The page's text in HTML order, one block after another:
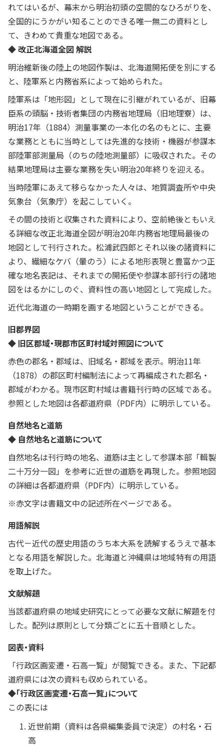
れてはいるが、幕末から明治初頭の空間的なひろがりを、
全国的にうかがい知ることのできる唯一無二の資料とし
て、きわめて貴重な地図である。
◆ 改正北海道全図 解説
明治維新後の陸上の地図作製は、北海道開拓使を別にする
と、陸軍系と内務省系によって始められた。
陸軍系は「地形図」として現在に引継がれているが、旧幕
臣系の頭脳・技術者集団の内務省地理局（旧地理寮）は、
明治17年（1884）測量事業の一本化の名のもとに、主要
な業務とともに当時としては先進的な技術・機器が参謀本
部陸軍部測量局（のちの陸地測量部）に吸収された。その
結果地理局は主要な業務を失い明治20年終りを迎える。
当時陸軍にあえて移らなかった人々は、地質調査所や中央
気象台（気象庁）を起こしていく。
その間の技術と収集された資料により、空前絶後ともいえ
る詳細な改正北海道全図が明治20年内務省地理局最後の
地図として刊行された。松浦武四郎とそれ以後の諸資料に
より、繊細なケバ（暈のう）による地形表現と豊富かつ正
確な地名表記は、それまでの開拓使や参謀本部刊行の諸地
図をはるかにしのぐ、資料性の高い地図として完成した。
近代北海道の一時期を画する地図ということができる。
旧郡界図
◆ 旧区郡域・現郡市区町村域対照図について
赤色の郡名・郡域は、旧域名・郡域を表示。明治11年
（1878）の郡区町村編制法によって再編成された郡名・
郡域がわかる。現市区町村域は書籍刊行時の区域である。
参照とした地図は各都道府県（PDF内）に明示している。
自然地名と道筋
◆ 自然地名と道筋について
自然地名は刊行時の地名、道筋は主として参謀本部「輯製
二十万分一図」を参考に近世の道筋を再現した。参照地図
の詳細は各都道府県（PDF内）に明示している。
※赤文字は書籍文中の記述所在ページである。
用語解説
古代－近代の歴史用語のうち本大系を読解するうえで基本
となる用語を解説した。北海道と沖縄県は地域特有の用語
を取上げた。
文献解題
当該都道府県の地域史研究にとって必要な文献に解題を付
した。配列は原則として分類ごとに五十音順とした。
図表・資料
「行政区画変遷・石高一覧」が閲覧できる。また、下記都
道府県には次の資料も収められている。
◆「行政区画変遷・石高一覧」について
この表には
近世前期（資料は各県編集委員で決定）の村名・石
高